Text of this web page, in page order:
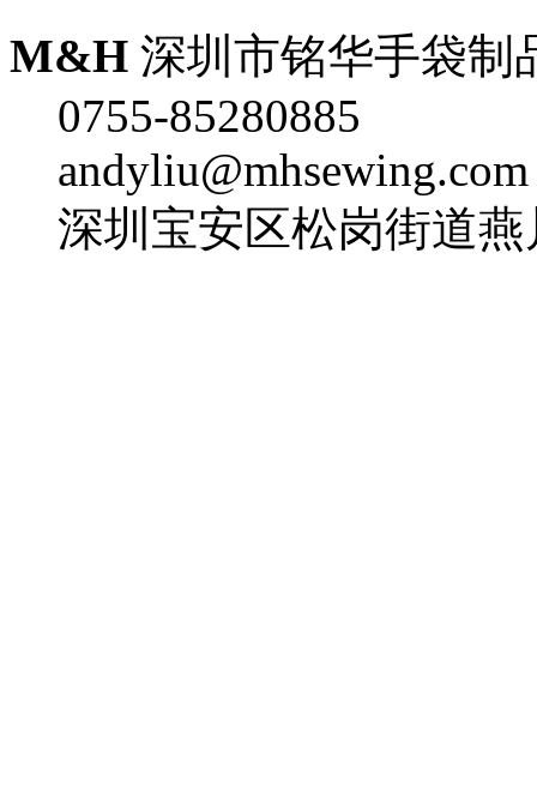
M&H 深圳市铭华手袋制
0755-85280885
andyliu@mhsewing.com
深圳宝安区松岗街道